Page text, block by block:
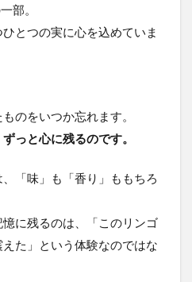
部。
とつの実に心を込めていま
のをいつか忘れます。
っと心に残るのです。
「味」も「香り」ももちろ
に残るのは、「このリンゴ
た」という体験なのではな